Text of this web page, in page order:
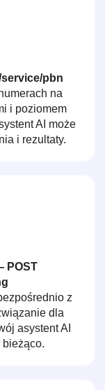
pbn
na
i poziomem
AI może
i rezultaty.
POST
z
dla
asystent AI